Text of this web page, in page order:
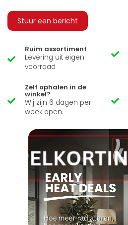
Stuur een bericht
Ruim assortiment
Levering uit eigen
voorraad
Zelf ophalen in de
winkel?
Wij zijn 6 dagen per
week open.